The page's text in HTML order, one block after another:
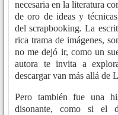
necesaria en la literatura
de oro de ideas y
del scrapbooking. La
rica trama de imágenes,
no me dejó ir, como un
autora te invita a
descargar van más allá de
Pero también fue una
disonante, como si el